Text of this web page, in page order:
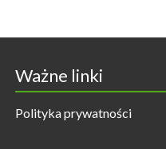
Ważne linki
Polityka prywatności